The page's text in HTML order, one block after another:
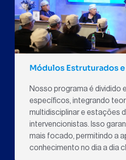
Módulos Estruturados
Nosso programa é dividido
específicos, integrando
multidisciplinar e estações
intervencionistas. Isso
mais focado, permitindo a
conhecimento no dia a dia